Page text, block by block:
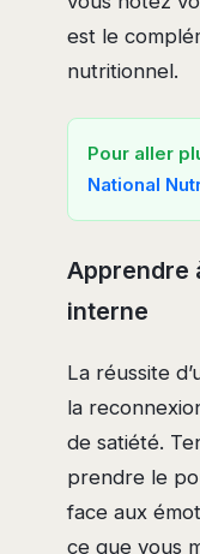
est le
nutritionnel.
Pour aller
National
Apprendre
interne
La réussite
la
de satiété.
prendre le
face aux
ce que vous